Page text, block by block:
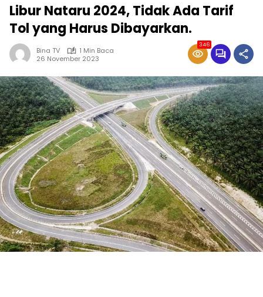
Libur Nataru 2024, Tidak Ada Tarif
Tol yang Harus Dibayarkan.
Bina TV
1 Min Baca
26 November 2023
346